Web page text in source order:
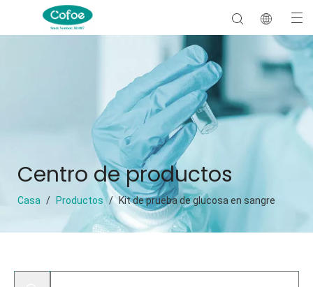
Centro de productos
Casa / Productos / Kit de prueba de glucosa en sangre